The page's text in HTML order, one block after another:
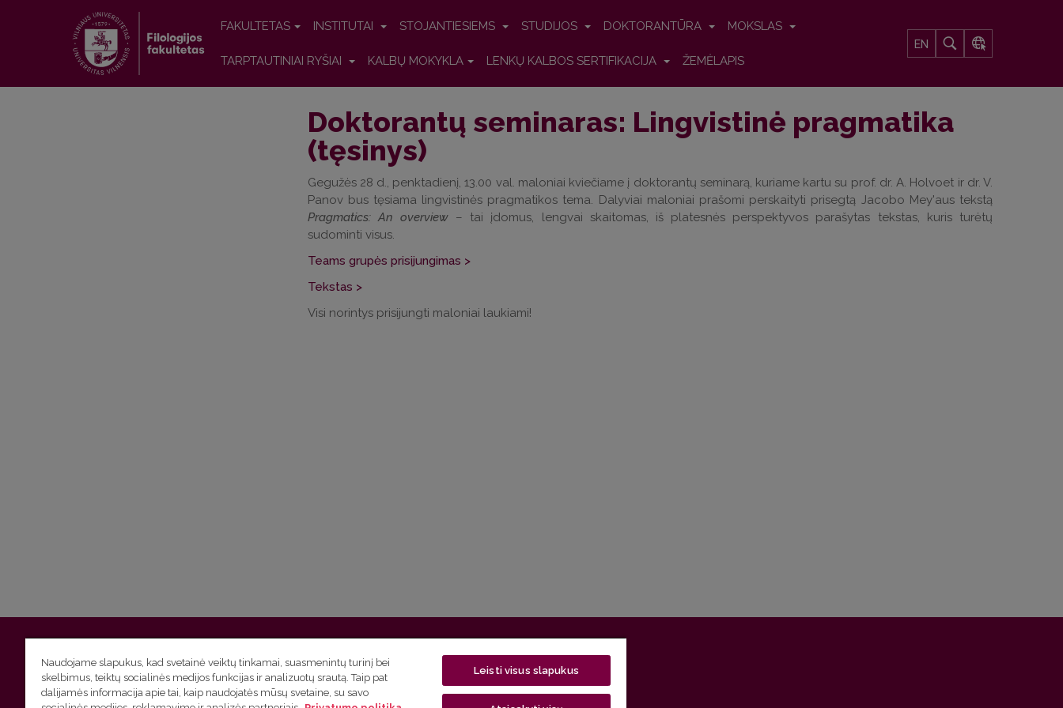
FAKULTETAS INSTITUTAI STOJANTIESIEMS STUDIJOS DOKTORANTŪRA MOKSLAS
TARPTAUTINIAI RYŠIAI KALBŲ MOKYKLA LENKŲ KALBOS SERTIFIKACIJA ŽEMĖLAPIS
EN
Doktorantų seminaras: Lingvistinė pragmatika
(tęsinys)
Gegužės 28 d., penktadienį, 13.00 val. maloniai kviečiame į doktorantų seminarą, kuriame kartu su prof. dr. A. Holvoet ir dr. V.
Panov bus tęsiama lingvistinės pragmatikos tema. Dalyviai maloniai prašomi perskaityti prisegtą Jacobo Mey'aus tekstą
Pragmatics: An overview– tai įdomus, lengvai skaitomas, iš platesnės perspektyvos parašytas tekstas, kuris turėtų
sudominti visus.
Teams grupės prisijungimas >
Tekstas >
Visi norintys prisijungti maloniai laukiami!
Vilniaus universitetas Filologijos fakultetas | Universiteto g. 5, LT-01131 Vilnius
Studijų skyriaus(studijų ir tvarkaraščio klausimai) tel. (0 5) 268 7208 | El. paštasstudijos@flf.vu.lt
Naudojame slapukus, kad svetainė veiktų tinkamai, suasmenintų turinį bei
skelbimus, teiktų socialinės medijos funkcijas ir analizuotų srautą. Taip pat
dalijamės informacija apie tai, kaip naudojatės mūsų svetaine, su savo
Leisti visus slapukus